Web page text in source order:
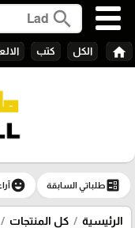
search
home الكل كتب
ballotطلباتي السابقة emoji_emotions
الرئيسية كل المنتجات